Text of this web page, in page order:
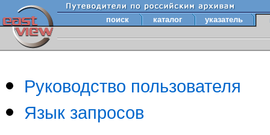
поиск каталог указатель
Руководство пользователя
Язык запросов